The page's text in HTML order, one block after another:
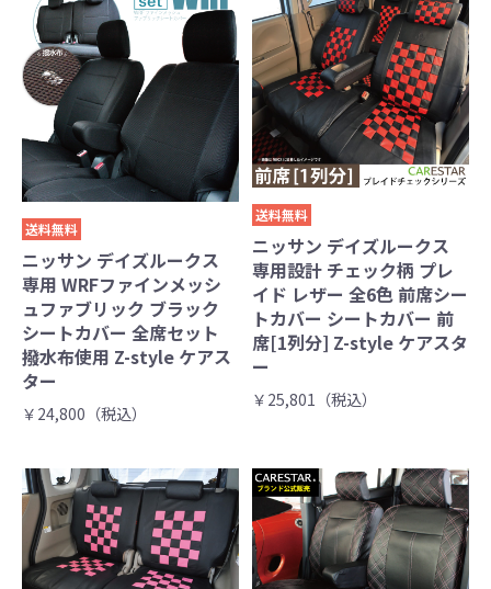
送料無料
ニッサン デイズルークス
専用 WRFファインメッシ
ュファブリック ブラック
シートカバー 全席セット
撥水布使用 Z-style ケアス
ター
￥24,800（税込）
送料無料
ニッサン デイズルークス
専用設計 チェック柄 プレ
イド レザー 全6色 前席シー
トカバー シートカバー 前
席[1列分] Z-style ケアスタ
ー
￥25,801（税込）